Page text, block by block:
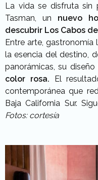
La vida se disfruta sin
Tasman, un nuevo
descubrir Los Cabos
Entre arte, gastronomía
la esencia del destino,
panorámicas, su
color rosa. El
contemporánea que
Baja California Sur.
Fotos: cortesía